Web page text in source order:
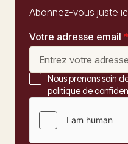
Abonnez-vous juste
Votre adresse email *
Nous prenons soin
politique de